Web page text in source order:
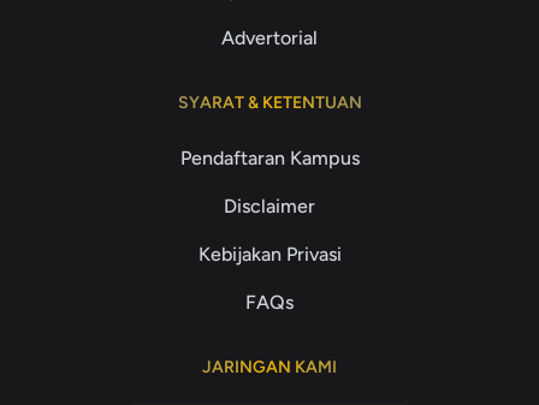
Advertorial
SYARAT & KETENTUAN
Pendaftaran Kampus
Disclaimer
Kebijakan Privasi
FAQs
JARINGAN KAMI